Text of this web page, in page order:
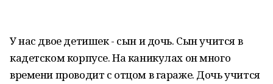
У нас двое детишек - сын и дочь. Сын учится в
кадетском корпусе. На каникулах он много
времени проводит с отцом в гараже. Дочь учится